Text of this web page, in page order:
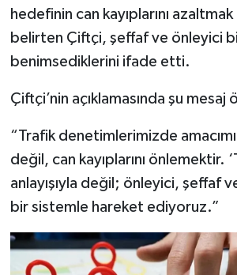
hedefinin can kayıplarını
belirten Çiftçi, şeffaf ve önleyici
benimsediklerini ifade etti.
Çiftçi’nin açıklamasında şu mesaj
“Trafik denetimlerimizde
değil, can kayıplarını önlemektir.
anlayışıyla değil; önleyici, şeffaf
bir sistemle hareket ediyoruz.”